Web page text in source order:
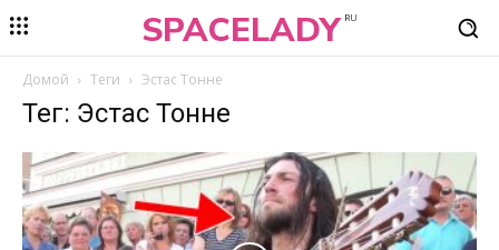
SPACELADY RU
Домой Теги Эстас Тонне
Тег: Эстас Тонне